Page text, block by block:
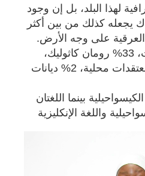
لهذا البلد، بل إن وجود
يجعله كذلك من بين أكثر
العرقية على وجه الأرض.
الديانة: 45% بروتستانت، 33% رومان كاثوليك،
10% مسلمون، 10% معتقدات محلية، 2% ديانات
بينما اللغتان
واللغة الإنكليزية